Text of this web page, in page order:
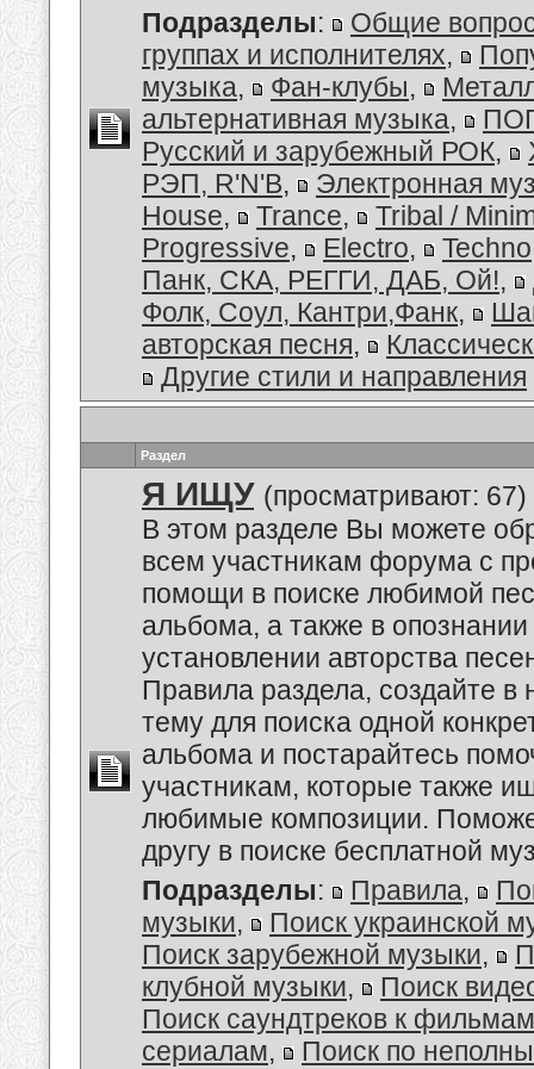
Подразделы:
Общие
группах и исполнителях,
музыка, Фан-клубы,
альтернативная музыка,
Русский и зарубежный РОК,
РЭП, R'N'B,
Электронная
House, Trance,
Tribal /
Progressive, Electro, Techno
Панк, СКА, РЕГГИ, ДАБ, Ой!,
Фолк, Соул, Кантри,Фанк,
авторская песня,
Другие стили и направления
Раздел
Я ИЩУ (просматривают: 67)
В этом разделе Вы можете
всем участникам форума с
помощи в поиске любимой
альбома, а также в опознании
установлении авторства
Правила раздела, создайте в
тему для поиска одной
альбома и постарайтесь
участникам, которые также
любимые композиции.
другу в поиске бесплатной
Подразделы: Правила,
музыки,
Поиск украинской
Поиск зарубежной музыки,
клубной музыки,
Поиск
Поиск саундтреков к
сериалам, Поиск по